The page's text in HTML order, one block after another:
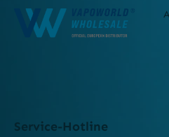
Service-Hotline